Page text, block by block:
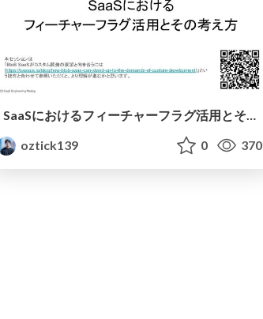
SaaSにおけるフィーチャーフラグ活用とその考え方 / Utilizing feature flags in saas and their philosophy
oztick139
0 370